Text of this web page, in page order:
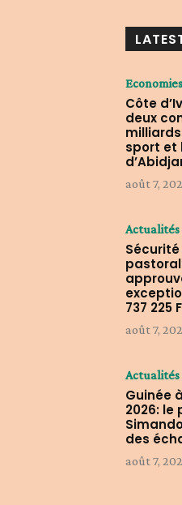
Economies
Côte
deux
milliards
sport et
août 7,
Actualités
737 225
août 7,
Actualités
Guinée
2026: le
des
août 7,